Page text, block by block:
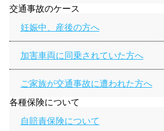
交通事故のケース
妊娠中、産後の方へ
加害車両に同乗されていた方へ
ご家族が交通事故に遭われた方へ
各種保険について
自賠責保険について